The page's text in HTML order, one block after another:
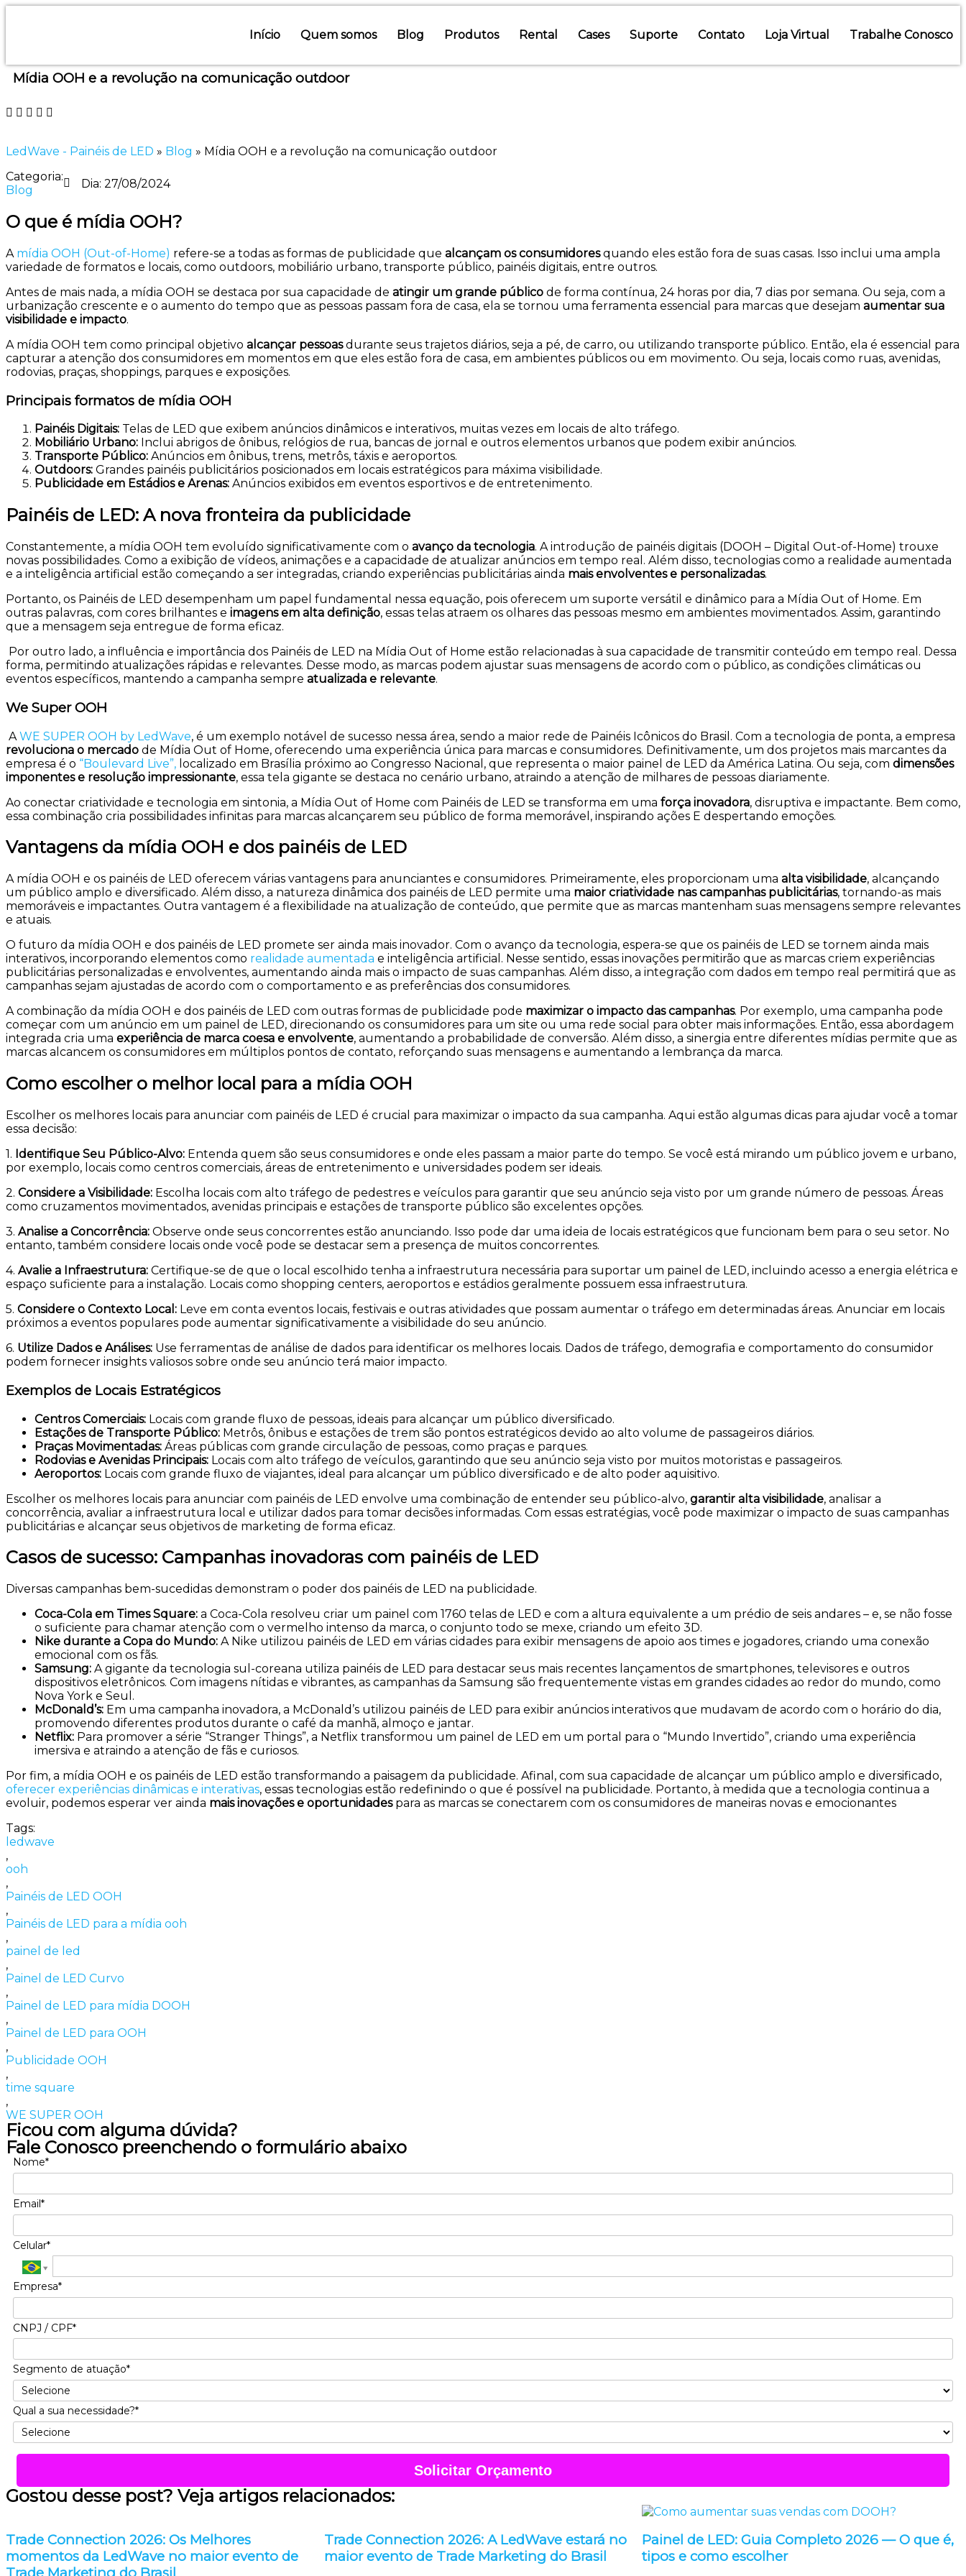
Início Quem somos Blog Produtos Rental Cases Suporte Contato Loja Virtual Trabalhe Conosco
Mídia OOH e a revolução na comunicação outdoor
LedWave - Painéis de LED » Blog » Mídia OOH e a revolução na comunicação outdoor
Categoria:
Blog
Dia: 27/08/2024
O que é mídia OOH?
A mídia OOH (Out-of-Home) refere-se a todas as formas de publicidade que alcançam os consumidoresquando eles estão fora de suas casas. Isso inclui uma ampla
variedade de formatos e locais, como outdoors, mobiliário urbano, transporte público, painéis digitais, entre outros.
Antes de mais nada, a mídia OOH se destaca por sua capacidade de atingir um grande público de forma contínua, 24 horas por dia, 7 dias por semana. Ou seja, com a
urbanização crescente e o aumento do tempo que as pessoas passam fora de casa, ela se tornou uma ferramenta essencial para marcas que desejam aumentar sua
visibilidade e impacto.
A mídia OOH tem como principal objetivo alcançar pessoasdurante seus trajetos diários, seja a pé, de carro, ou utilizando transporte público. Então, ela é essencial para
capturar a atenção dos consumidores em momentos em que eles estão fora de casa, em ambientes públicos ou em movimento. Ou seja, locais como ruas, avenidas,
rodovias, praças, shoppings, parques e exposições.
Principais formatos de mídia OOH
Painéis Digitais: Telas de LED que exibem anúncios dinâmicos e interativos, muitas vezes em locais de alto tráfego.
Mobiliário Urbano: Inclui abrigos de ônibus, relógios de rua, bancas de jornal e outros elementos urbanos que podem exibir anúncios.
Transporte Público: Anúncios em ônibus, trens, metrôs, táxis e aeroportos.
Outdoors: Grandes painéis publicitários posicionados em locais estratégicos para máxima visibilidade.
Publicidade em Estádios e Arenas: Anúncios exibidos em eventos esportivos e de entretenimento.
Painéis de LED: A nova fronteira da publicidade
Constantemente, a mídia OOH tem evoluído significativamente com o avanço da tecnologia. A introdução de painéis digitais (DOOH – Digital Out-of-Home) trouxe
novas possibilidades. Como a exibição de vídeos, animações e a capacidade de atualizar anúncios em tempo real. Além disso, tecnologias como a realidade aumentada
e a inteligência artificial estão começando a ser integradas, criando experiências publicitárias ainda mais envolventes e personalizadas.
Portanto, os Painéis de LED desempenham um papel fundamental nessa equação, pois oferecem um suporte versátil e dinâmico para a Mídia Out of Home. Em
outras palavras, com cores brilhantes e imagens em alta definição, essas telas atraem os olhares das pessoas mesmo em ambientes movimentados. Assim, garantindo
que a mensagem seja entregue de forma eficaz.
Por outro lado, a influência e importância dos Painéis de LED na Mídia Out of Home estão relacionadas à sua capacidade de transmitir conteúdo em tempo real. Dessa
forma, permitindo atualizações rápidas e relevantes. Desse modo, as marcas podem ajustar suas mensagens de acordo com o público, as condições climáticas ou
eventos específicos, mantendo a campanha sempre atualizada e relevante.
We Super OOH
A WE SUPER OOH by LedWave, é um exemplo notável de sucesso nessa área, sendo a maior rede de Painéis Icônicos do Brasil. Com a tecnologia de ponta, a empresa
revoluciona o mercado de Mídia Out of Home, oferecendo uma experiência única para marcas e consumidores. Definitivamente, um dos projetos mais marcantes da
empresa é o “Boulevard Live”, localizado em Brasília próximo ao Congresso Nacional, que representa o maior painel de LED da América Latina. Ou seja, com dimensões
imponentes e resolução impressionante, essa tela gigante se destaca no cenário urbano, atraindo a atenção de milhares de pessoas diariamente.
Ao conectar criatividade e tecnologia em sintonia, a Mídia Out of Home com Painéis de LED se transforma em uma força inovadora, disruptiva e impactante. Bem como,
essa combinação cria possibilidades infinitas para marcas alcançarem seu público de forma memorável, inspirando ações E despertando emoções.
Vantagens da mídia OOH e dos painéis de LED
A mídia OOH e os painéis de LED oferecem várias vantagens para anunciantes e consumidores. Primeiramente, eles proporcionam uma alta visibilidade, alcançando
um público amplo e diversificado. Além disso, a natureza dinâmica dos painéis de LED permite uma maior criatividade nas campanhas publicitárias, tornando-as mais
memoráveis e impactantes. Outra vantagem é a flexibilidade na atualização de conteúdo, que permite que as marcas mantenham suas mensagens sempre relevantes
e atuais.
O futuro da mídia OOH e dos painéis de LED promete ser ainda mais inovador. Com o avanço da tecnologia, espera-se que os painéis de LED se tornem ainda mais
interativos, incorporando elementos como realidade aumentada e inteligência artificial. Nesse sentido, essas inovações permitirão que as marcas criem experiências
publicitárias personalizadas e envolventes, aumentando ainda mais o impacto de suas campanhas. Além disso, a integração com dados em tempo real permitirá que as
campanhas sejam ajustadas de acordo com o comportamento e as preferências dos consumidores.
A combinação da mídia OOH e dos painéis de LED com outras formas de publicidade pode maximizar o impacto das campanhas. Por exemplo, uma campanha pode
começar com um anúncio em um painel de LED, direcionando os consumidores para um site ou uma rede social para obter mais informações. Então, essa abordagem
integrada cria uma experiência de marca coesa e envolvente, aumentando a probabilidade de conversão. Além disso, a sinergia entre diferentes mídias permite que as
marcas alcancem os consumidores em múltiplos pontos de contato, reforçando suas mensagens e aumentando a lembrança da marca.
Como escolher o melhor local para a mídia OOH
Escolher os melhores locais para anunciar com painéis de LED é crucial para maximizar o impacto da sua campanha. Aqui estão algumas dicas para ajudar você a tomar
essa decisão:
1. Identifique Seu Público-Alvo: Entenda quem são seus consumidores e onde eles passam a maior parte do tempo. Se você está mirando um público jovem e urbano,
por exemplo, locais como centros comerciais, áreas de entretenimento e universidades podem ser ideais.
2. Considere a Visibilidade: Escolha locais com alto tráfego de pedestres e veículos para garantir que seu anúncio seja visto por um grande número de pessoas. Áreas
como cruzamentos movimentados, avenidas principais e estações de transporte público são excelentes opções.
3. Analise a Concorrência: Observe onde seus concorrentes estão anunciando. Isso pode dar uma ideia de locais estratégicos que funcionam bem para o seu setor. No
entanto, também considere locais onde você pode se destacar sem a presença de muitos concorrentes.
4. Avalie a Infraestrutura: Certifique-se de que o local escolhido tenha a infraestrutura necessária para suportar um painel de LED, incluindo acesso a energia elétrica e
espaço suficiente para a instalação. Locais como shopping centers, aeroportos e estádios geralmente possuem essa infraestrutura.
5. Considere o Contexto Local : Leve em conta eventos locais, festivais e outras atividades que possam aumentar o tráfego em determinadas áreas. Anunciar em locais
próximos a eventos populares pode aumentar significativamente a visibilidade do seu anúncio.
6. Utilize Dados e Análises: Use ferramentas de análise de dados para identificar os melhores locais. Dados de tráfego, demografia e comportamento do consumidor
podem fornecer insights valiosos sobre onde seu anúncio terá maior impacto.
Exemplos de Locais Estratégicos
Centros Comerciais: Locais com grande fluxo de pessoas, ideais para alcançar um público diversificado.
Estações de Transporte Público: Metrôs, ônibus e estações de trem são pontos estratégicos devido ao alto volume de passageiros diários.
Praças Movimentadas: Áreas públicas com grande circulação de pessoas, como praças e parques.
Rodovias e Avenidas Principais: Locais com alto tráfego de veículos, garantindo que seu anúncio seja visto por muitos motoristas e passageiros.
Aeroportos: Locais com grande fluxo de viajantes, ideal para alcançar um público diversificado e de alto poder aquisitivo.
Escolher os melhores locais para anunciar com painéis de LED envolve uma combinação de entender seu público-alvo, garantir alta visibilidade, analisar a
concorrência, avaliar a infraestrutura local e utilizar dados para tomar decisões informadas. Com essas estratégias, você pode maximizar o impacto de suas campanhas
publicitárias e alcançar seus objetivos de marketing de forma eficaz.
Casos de sucesso: Campanhas inovadoras com painéis de LED
Diversas campanhas bem-sucedidas demonstram o poder dos painéis de LED na publicidade.
Coca-Cola em Times Square: a Coca-Cola resolveu criar um painel com 1760 telas de LED e com a altura equivalente a um prédio de seis andares – e, se não fosse
o suficiente para chamar atenção com o vermelho intenso da marca, o conjunto todo se mexe, criando um efeito 3D.
Nike durante a Copa do Mundo: A Nike utilizou painéis de LED em várias cidades para exibir mensagens de apoio aos times e jogadores, criando uma conexão
emocional com os fãs.
Samsung: A gigante da tecnologia sul-coreana utiliza painéis de LED para destacar seus mais recentes lançamentos de smartphones, televisores e outros
dispositivos eletrônicos. Com imagens nítidas e vibrantes, as campanhas da Samsung são frequentemente vistas em grandes cidades ao redor do mundo, como
Nova York e Seul.
McDonald’s: Em uma campanha inovadora, a McDonald’s utilizou painéis de LED para exibir anúncios interativos que mudavam de acordo com o horário do dia,
promovendo diferentes produtos durante o café da manhã, almoço e jantar.
Netflix: Para promover a série “Stranger Things”, a Netflix transformou um painel de LED em um portal para o “Mundo Invertido”, criando uma experiência
imersiva e atraindo a atenção de fãs e curiosos.
Por fim, a mídia OOH e os painéis de LED estão transformando a paisagem da publicidade. Afinal, com sua capacidade de alcançar um público amplo e diversificado,
oferecer experiências dinâmicas e interativas, essas tecnologias estão redefinindo o que é possível na publicidade. Portanto, à medida que a tecnologia continua a
evoluir, podemos esperar ver ainda mais inovações e oportunidadespara as marcas se conectarem com os consumidores de maneiras novas e emocionantes
Tags:
ledwave
,
ooh
,
Painéis de LED OOH
,
Painéis de LED para a mídia ooh
,
painel de led
,
Painel de LED Curvo
,
Painel de LED para mídia DOOH
,
Painel de LED para OOH
,
Publicidade OOH
,
time square
,
WE SUPER OOH
Ficou com alguma dúvida?
Fale Conosco preenchendo o formulário abaixo
Nome*
Email*
Celular*
Empresa*
CNPJ / CPF*
Segmento de atuação*
Qual a sua necessidade?*
Solicitar Orçamento
Gostou desse post? Veja artigos relacionados:
Trade Connection 2026: Os Melhores
momentos da LedWave no maior evento de
Trade Connection 2026: A LedWave estará no
maior evento de Trade Marketing do Brasil
Painel de LED: Guia Completo 2026 — O que é,
tipos e como escolher